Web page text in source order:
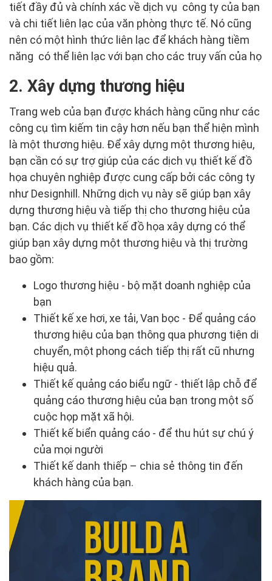
tiết đầy đủ và chính xác về dịch vụ công ty của bạn
và chi tiết liên lạc của văn phòng thực tế. Nó cũng
nên có một hình thức liên lạc để khách hàng tiềm
năng có thể liên lạc với bạn cho các truy vấn của họ
2. Xây dựng thương hiệu
Trang web của bạn được khách hàng cũng như các
công cụ tìm kiếm tin cậy hơn nếu bạn thể hiện mình
là một thương hiệu. Để xây dựng một thương hiệu,
bạn cần có sự trợ giúp của các dịch vụ thiết kế đồ
họa chuyên nghiệp được cung cấp bởi các công ty
như Designhill. Những dịch vụ này sẽ giúp bạn xây
dựng thương hiệu và tiếp thị cho thương hiệu của
bạn. Các dịch vụ thiết kế đồ họa xây dựng có thể
giúp bạn xây dựng một thương hiệu và thị trường
bao gồm:
Logo thương hiệu - bộ mặt doanh nghiệp của
bạn
Thiết kế xe hơi, xe tải, Van bọc - Để quảng cáo
thương hiệu của bạn thông qua phương tiện di
chuyển, một phong cách tiếp thị rất cũ nhưng
hiệu quả.
Thiết kế quảng cáo biểu ngữ - thiết lập chỗ để
quảng cáo thương hiệu của bạn trong một số
cuộc họp mặt xã hội.
Thiết kế biển quảng cáo - để thu hút sự chú ý
của mọi người
Thiết kế danh thiếp – chia sẻ thông tin đến
khách hàng của bạn.